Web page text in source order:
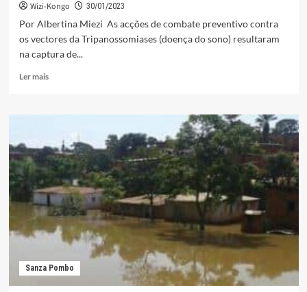
DE
LÍNGUAS
E
ESTRANGEIRAS
Wizi-Kongo 30/01/2023
Por Albertina Miezi As acções de combate preventivo contra
os vectores da Tripanossomiases (doença do sono) resultaram
na captura de...
Ler maisLeia
SAÚDE
LUTA
CONTRA
“DOENçA
DO
SONO”
Sanza Pombo